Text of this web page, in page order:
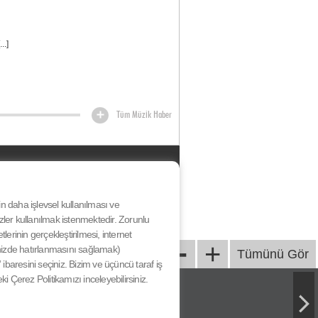
Tüm Müzik Haber
daha işlevsel kullanılması ve
kullanılmak istenmektedir. Zorunlu
gerçekleştirilmesi, internet
hatırlanmasını sağlamak)
ibaresini seçiniz. Bizim ve üçüncü taraf iş
Çerez Politikamızı inceleyebilirsiniz.
YARIŞMA KATILIM KOŞULLARI
& SÖZLEŞME
GİZLİLİK SÖZLEŞMESİ
- + Tümünü Gör